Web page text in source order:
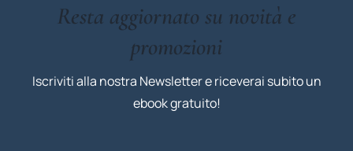
Resta aggiornato su novità e
promozioni
Iscriviti alla nostra Newsletter e riceverai subito un
ebook gratuito!